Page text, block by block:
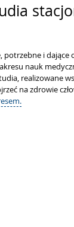
i dające
nauk
realizowane
na zdrowie